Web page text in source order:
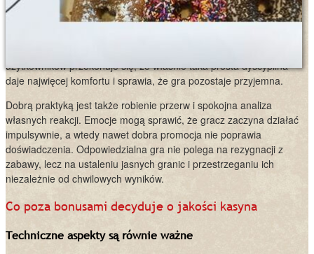
darmowe spiny czy dodatkowe środki promocyjne powinny być
traktowane jako element rozrywki, a nie sygnał do podejmowania
użytkowników przekonuje się, że właśnie taka prosta dyscyplina
daje najwięcej komfortu i sprawia, że gra pozostaje przyjemna.
Dobrą praktyką jest także robienie przerw i spokojna analiza
własnych reakcji. Emocje mogą sprawić, że gracz zaczyna działać
impulsywnie, a wtedy nawet dobra promocja nie poprawia
doświadczenia. Odpowiedzialna gra nie polega na rezygnacji z
zabawy, lecz na ustaleniu jasnych granic i przestrzeganiu ich
niezależnie od chwilowych wyników.
Co poza bonusami decyduje o jakości kasyna
Techniczne aspekty są równie ważne